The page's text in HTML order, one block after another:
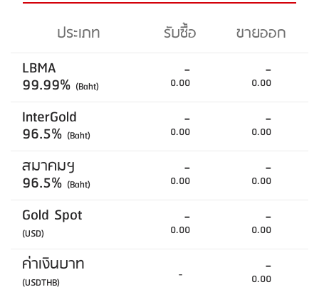
ประเภท รับซื้อ
ขายออก
LBMA
99.99% (Baht)
-
0.00
-
0.00
InterGold
96.5% (Baht)
-
0.00
-
0.00
สมาคมฯ
96.5% (Baht)
-
0.00
-
0.00
Gold Spot
(USD)
-
0.00
-
0.00
ค่าเงินบาท
(USDTHB) - -
0.00